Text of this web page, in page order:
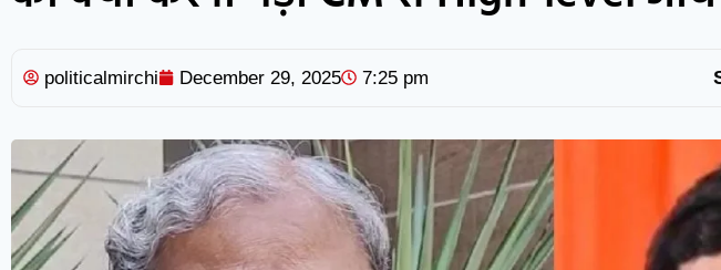
politicalmirchi December 29, 2025 7:25 pm